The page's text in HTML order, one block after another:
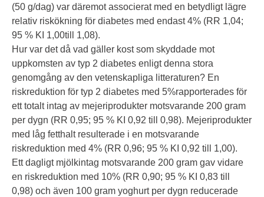
(50 g/dag) var däremot associerat med en betydligt lägre
relativ riskökning för diabetes med endast 4% (RR 1,04;
95 % KI 1,00till 1,08).
Hur var det då vad gäller kost som skyddade mot
uppkomsten av typ 2 diabetes enligt denna stora
genomgång av den vetenskapliga litteraturen? En
riskreduktion för typ 2 diabetes med 5%rapporterades för
ett totalt intag av mejeriprodukter motsvarande 200 gram
per dygn (RR 0,95; 95 % KI 0,92 till 0,98). Mejeriprodukter
med låg fetthalt resulterade i en motsvarande
riskreduktion med 4% (RR 0,96; 95 % KI 0,92 till 1,00).
Ett dagligt mjölkintag motsvarande 200 gram gav vidare
en riskreduktion med 10% (RR 0,90; 95 % KI 0,83 till
0,98) och även 100 gram yoghurt per dygn reducerade